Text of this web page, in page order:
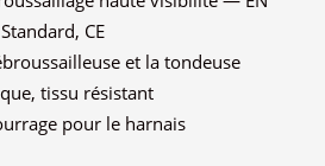
CE
et la tondeuse
tissu résistant
pour le harnais